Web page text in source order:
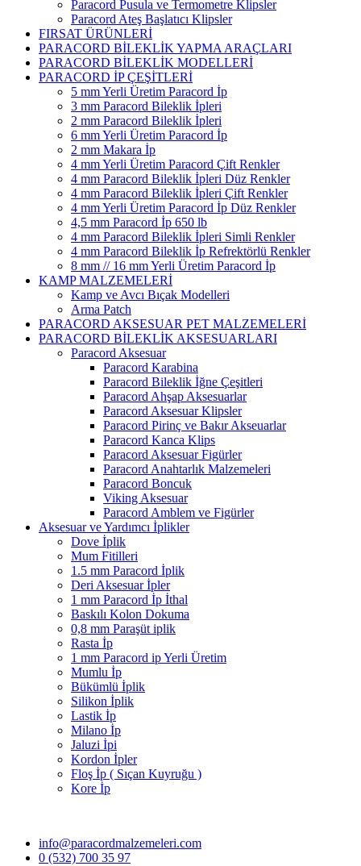
Paracord Pusula ve Termometre Klipsler
Paracord Ateş Başlatıcı Klipsler
FIRSAT ÜRÜNLERİ
PARACORD BİLEKLİK YAPMA ARAÇLARI
PARACORD BİLEKLİK MODELLERİ
PARACORD İP ÇEŞİTLERİ
5 mm Yerli Üretim Paracord İp
3 mm Paracord Bileklik İpleri
2 mm Paracord Bileklik İpleri
6 mm Yerli Üretim Paracord İp
2 mm Makara İp
4 mm Yerli Üretim Paracord Çift Renkler
4 mm Paracord Bileklik İpleri Düz Renkler
4 mm Paracord Bileklik İpleri Çift Renkler
4 mm Yerli Üretim Paracord İp Düz Renkler
4,5 mm Paracord İp 650 lb
4 mm Paracord Bileklik İpleri Simli Renkler
4 mm Paracord Bileklik İp Refrektörlü Renkler
8 mm // 16 mm Yerli Üretim Paracord İp
KAMP MALZEMELERİ
Kamp ve Avcı Bıçak Modelleri
Arma Patch
PARACORD AKSESUAR PET MALZEMELERİ
PARACORD BİLEKLİK AKSESUARLARI
Paracord Aksesuar
Paracord Karabina
Paracord Bileklik İğne Çeşitleri
Paracord Ahşap Aksesuarlar
Paracord Aksesuar Klipsler
Paracord Pirinç ve Bakır Akseuarlar
Paracord Kanca Klips
Paracord Aksesuar Figürler
Paracord Anahtarlık Malzemeleri
Paracord Boncuk
Viking Aksesuar
Paracord Amblem ve Figürler
Aksesuar ve Yardımcı İplikler
Dove İplik
Mum Fitilleri
1.5 mm Paracord İplik
Deri Aksesuar İpler
1 mm Paracord İp İthal
Baskılı Kolon Dokuma
0,8 mm Paraşüt iplik
Rasta İp
1 mm Paracord ip Yerli Üretim
Mumlu İp
Bükümlü İplik
Silikon İplik
Lastik İp
Milano İp
Jaluzi İpi
Kordon İpler
Floş İp ( Sıçan Kuyruğu )
Kore İp
info@paracordmalzemeleri.com
0 (532) 700 35 97